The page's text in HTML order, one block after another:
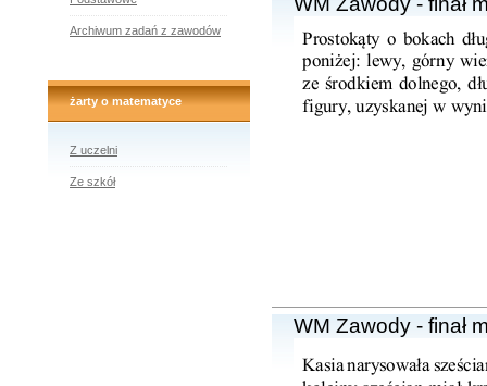
Archiwum zadań z zawodów
żarty o matematyce
Z uczelni
Ze szkół
WM Zawody - finał